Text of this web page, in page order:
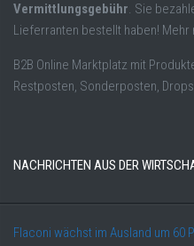
Vermittlungsgebühr. Sie
Lieferranten bestellt haben! Mehr
B2B Online Marktplatz mit
Restposten, Sonderposten,
NACHRICHTEN AUS DER
Flaconi wächst im Ausland um 60